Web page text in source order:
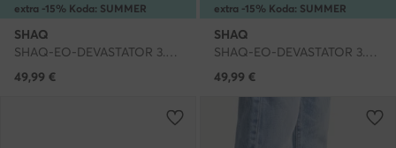
extra -15% Koda: SUMMER
SHAQ
SHAQ-EO-DEVASTATOR 3.0 AQ95078T-WL · Čevlji za košarko
49,99 €
extra -15% Koda: SUMMER
SHAQ
SHAQ-EO-DEVASTATOR 3.0 AQ95078T-BW · Čevlji za košarko
49,99 €